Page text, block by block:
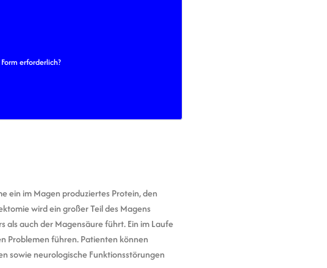
erforderlich?
ein im Magen produziertes Protein, den
wird ein großer Teil des Magens
als auch der Magensäure führt. Ein im Laufe
Problemen führen. Patienten können
sowie neurologische Funktionsstörungen